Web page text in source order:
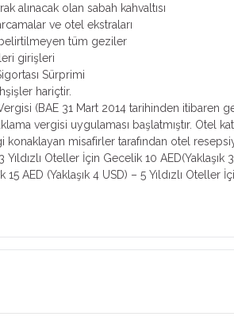
alınacak olan sabah kahvaltısı
ve otel ekstraları
tüm geziler
girişleri
Sürprimi
hariçtir.
(BAE 31 Mart 2014 tarihinden itibaren
vergisi uygulaması başlatmıştır. Otel
konaklayan misafirler tarafından otel
Oteller İçin Gecelik 10 AED(Yaklaşık 3
AED (Yaklaşık 4 USD) – 5 Yıldızlı Oteller